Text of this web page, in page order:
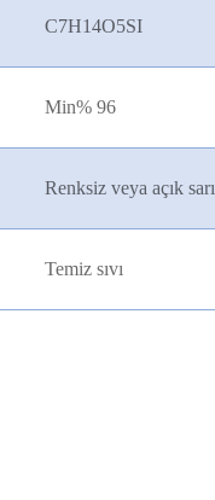
C7H14O5SI
Min% 96
Renksiz veya açık sarı
Temiz sıvı